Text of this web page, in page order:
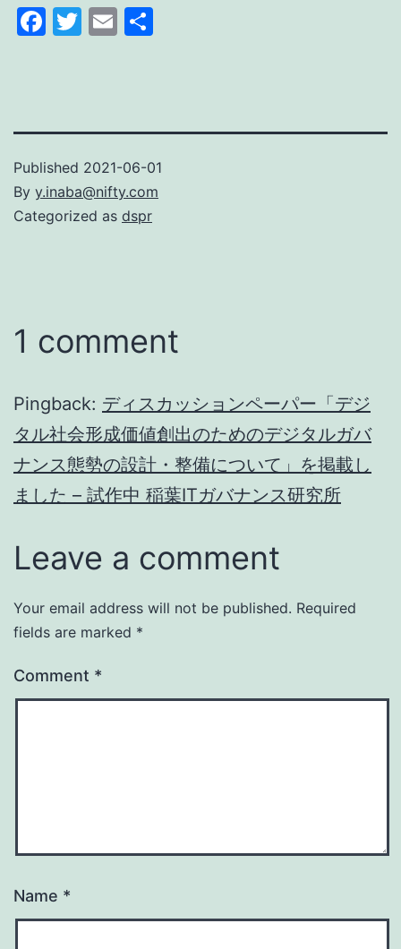
Facebook
Twitter
Email
Published 2021-06-01
By y.inaba@nifty.com
Categorized as dspr
1 comment
Pingback: ディスカッションペーパー「デジ
タル社会形成価値創出のためのデジタルガバ
ナンス態勢の設計・整備について」を掲載し
ました – 試作中 稲葉ITガバナンス研究所
Leave a comment
Your email address will not be published. Required
fields are marked *
Comment *
Name *